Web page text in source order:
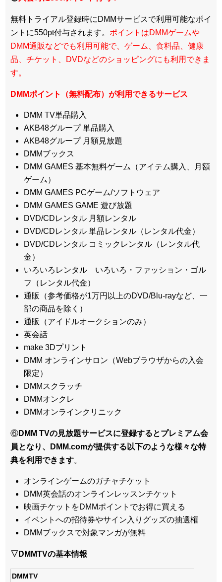
無料トライアル登録時にDMMサービスで利用可能なポイ
ントに550pt付与されます。 ポイントはDMMゲームや
DMM通販などでも利用可能で、ゲーム、食料品、健康
品、チケット、DVDなどのショッピングにも利用できま
す。
DMMポイント（無料配布）が利用できるサービス
DMM TV単品購入
AKB48グループ 単品購入
AKB48グループ 月額見放題
DMMブックス
DMM GAMES 基本無料ゲーム（アイテム購入、月額
ゲーム）
DMM GAMES PCゲーム/ソフトウェア
DMM GAMES GAME 遊び放題
DVD/CDレンタル 月額レンタル
DVD/CDレンタル 単品レンタル（レンタル代金）
DVD/CDレンタル コミックレンタル（レンタル代
金）
いろいろレンタル いろいろ・ファッション・ゴル
フ（レンタル代金）
通販（参考価格が1万円以上のDVD/Blu-rayなど、一
部の商品を除く）
通販（アイドルオークションのみ）
英会話
make 3Dプリント
DMM オンラインサロン（Webブラウザからの入会
限定）
DMMスクラッチ
DMMオンクレ
DMMオンラインクリニック
⑥DMM TVの見放題サービスに登録するとプレミアム会
員となり、DMM.comが提供する以下のような様々な特
典を利用できます。
オンラインゲームのガチャチケット
DMM英会話のオンラインレッスンチケット
映画チケットをDMMポイントでお得に買える
イベントへの招待券やサイン入りグッズの抽選権
DMMブックスで対象マンガが無料
▽DMMTVの基本情報
DMMTV